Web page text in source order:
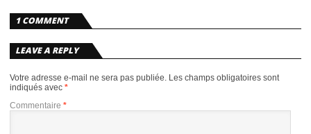
1 COMMENT
LEAVE A REPLY
Votre adresse e-mail ne sera pas publiée. Les champs obligatoires sont
indiqués avec *
Commentaire *